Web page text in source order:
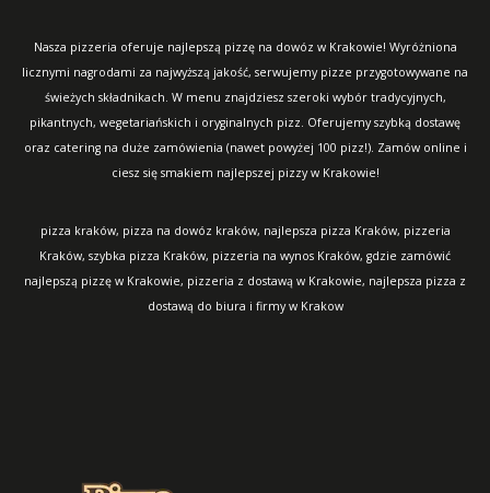
Nasza pizzeria oferuje najlepszą pizzę na dowóz w Krakowie! Wyróżniona
licznymi nagrodami za najwyższą jakość, serwujemy pizze przygotowywane na
świeżych składnikach. W menu znajdziesz szeroki wybór tradycyjnych,
pikantnych, wegetariańskich i oryginalnych pizz. Oferujemy szybką dostawę
oraz catering na duże zamówienia (nawet powyżej 100 pizz!). Zamów online i
ciesz się smakiem najlepszej pizzy w Krakowie!
pizza kraków, pizza na dowóz kraków, najlepsza pizza Kraków, pizzeria
Kraków, szybka pizza Kraków, pizzeria na wynos Kraków, gdzie zamówić
najlepszą pizzę w Krakowie, pizzeria z dostawą w Krakowie, najlepsza pizza z
dostawą do biura i firmy w Krakow